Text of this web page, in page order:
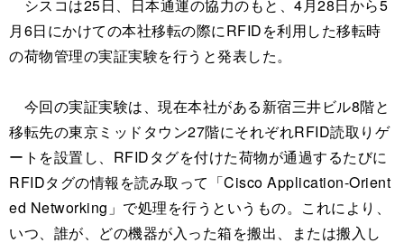
シスコは25日、日本通運の協力のもと、4月28日から5
月6日にかけての本社移転の際にRFIDを利用した移転時
の荷物管理の実証実験を行うと発表した。
今回の実証実験は、現在本社がある新宿三井ビル8階と
移転先の東京ミッドタウン27階にそれぞれRFID読取りゲ
ートを設置し、RFIDタグを付けた荷物が通過するたびに
RFIDタグの情報を読み取って「Cisco Application-Orient
ed Networking」で処理を行うというもの。これにより、
いつ、誰が、どの機器が入った箱を搬出、または搬入し